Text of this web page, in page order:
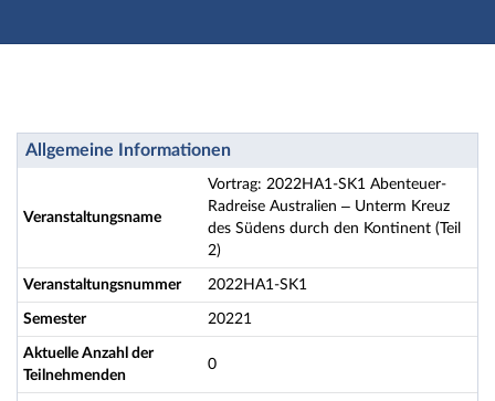
Hauptnavigation
Hauptinhalt
Fußzeile
Vortrag: 2022HA1-SK1 Abenteuer-Radreise
Allgemeine Informationen
Veranstaltungsname
Vortrag: 2022HA1-SK1 Abenteuer-
Radreise Australien – Unterm Kreuz
des Südens durch den Kontinent (Teil
2)
Veranstaltungsnummer 2022HA1-SK1
Semester 20221
Aktuelle Anzahl der
Teilnehmenden
0